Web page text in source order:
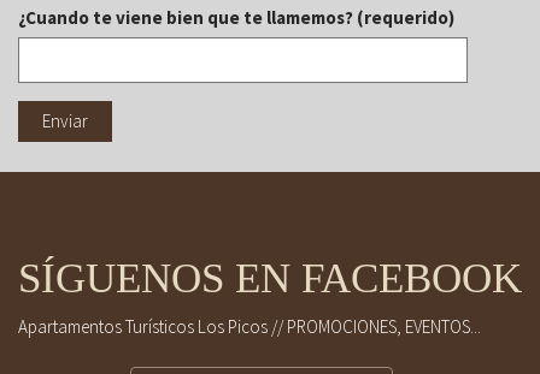
¿Cuando te viene bien que te llamemos? (requerido)
SÍGUENOS EN FACEBOOK
Apartamentos Turísticos Los Picos // PROMOCIONES, EVENTOS...